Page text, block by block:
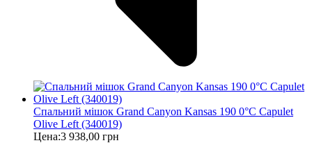
Спальний мішок Grand Canyon Kansas 190 0°C Capulet
Olive Left (340019)
Цена:3 938,00 грн